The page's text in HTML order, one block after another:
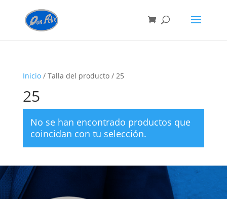
Inicio/ Talla del producto / 25
25
No se han encontrado productos que
coincidan con tu selección.